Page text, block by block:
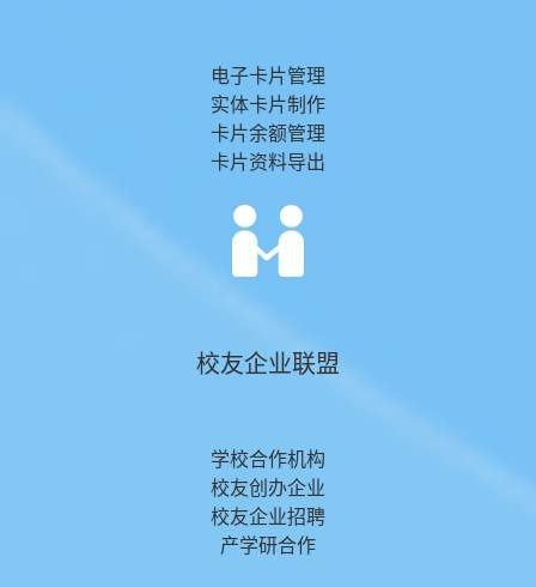
电子卡片管理
实体卡片制作
卡片余额管理
卡片资料导出
校友企业联盟
学校合作机构
校友创办企业
校友企业招聘
产学研合作